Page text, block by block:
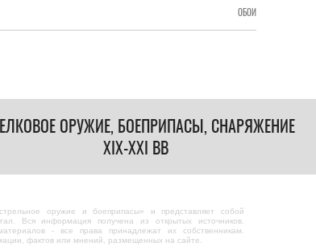
ОБОИ
ОРУЖИЕ, БОЕПРИПАСЫ, СНАРЯЖЕНИЕ
XIX-XXI ВВ
оружие и боеприпасы» и представляет собой
Вся информация получена из открытых источников.
- все права принадлежат их собственникам.
фактов или мнений, размещенных на сайте.